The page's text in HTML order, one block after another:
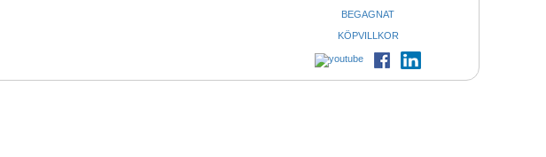
BEGAGNAT
KÖPVILLKOR